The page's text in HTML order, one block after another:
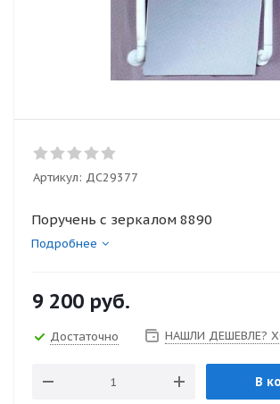
Артикул: ДС29377
Поручень с зеркалом 8890
Подробнее
9 200 руб.
Достаточно НАШЛИ ДЕШЕВЛЕ?
В